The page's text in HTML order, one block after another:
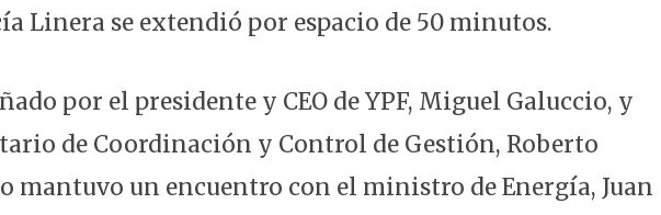
Linera se extendió por espacio de 50 minutos.
por el presidente y CEO de YPF, Miguel Galuccio, y
de Coordinación y Control de Gestión, Roberto
mantuvo un encuentro con el ministro de Energía, Juan